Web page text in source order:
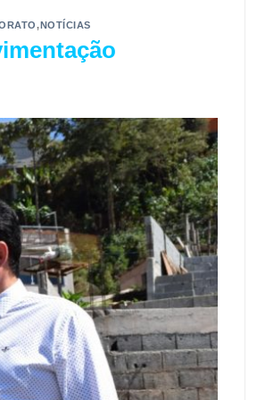
,NOTÍCIAS